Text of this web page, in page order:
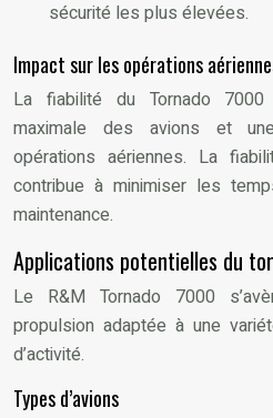
sécurité les plus élevées.
Impact sur les opérations
La fiabilité du Tornado 7000
maximale des avions et
opérations aériennes. La
contribue à minimiser les
maintenance.
Applications potentielles du
Le R&M Tornado 7000
propulsion adaptée à une
d’activité.
Types d’avions